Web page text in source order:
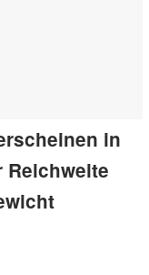
in
Reichweite